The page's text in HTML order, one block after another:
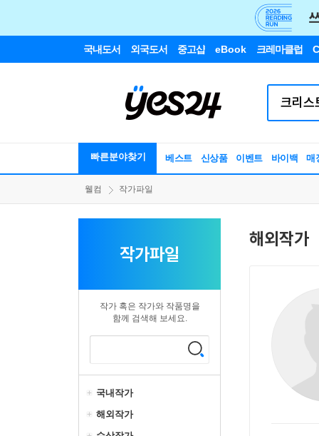
국내도서 외국도서 중고샵 eBook 크레마클럽
빠른분야찾기 베스트 신상품 이벤트 바이백 매
웰컴 작가파일
작가파일
작가 혹은 작가와 작품명을
함께 검색해 보세요.
국내작가
해외작가
해외작가